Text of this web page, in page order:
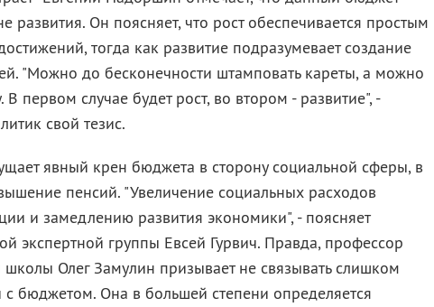
развития. Он поясняет, что рост обеспечивается простым
тогда как развитие подразумевает создание
"Можно до бесконечности штамповать кареты, а можно
первом случае будет рост, во втором - развитие", -
свой тезис.
явный крен бюджета в сторону социальной сферы, в
пенсий. "Увеличение социальных расходов
и замедлению развития экономики", - поясняет
экспертной группы Евсей Гурвич. Правда, профессор
Олег Замулин призывает не связывать слишком
бюджетом. Она в большей степени определяется